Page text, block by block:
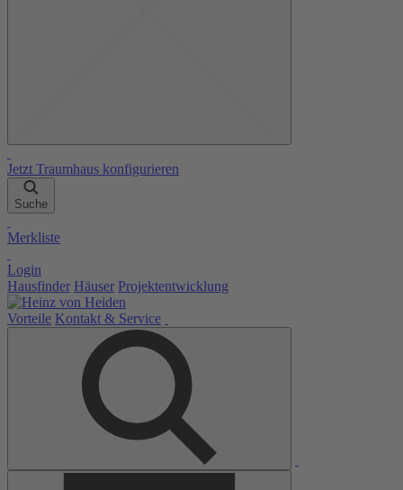
Jetzt Traumhaus konfigurieren
Suche
Merkliste
Login
Hausfinder Häuser Projektentwicklung
Vorteile Kontakt & Service